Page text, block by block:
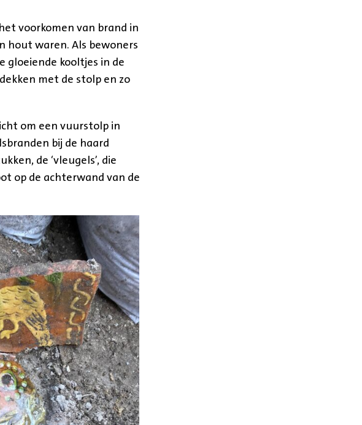
voorkomen van brand in
hout waren. Als bewoners
gloeiende kooltjes in de
met de stolp en zo
om een vuurstolp in
bij de haard
de ‘vleugels’, die
op de achterwand van de